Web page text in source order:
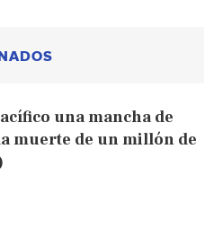
una mancha de
muerte de un millón de